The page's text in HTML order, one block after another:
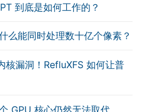
到底是如何工作的？
么能同时处理数十亿个像素？
漏洞！RefluXFS 如何让普
GPU 核心仍然无法取代